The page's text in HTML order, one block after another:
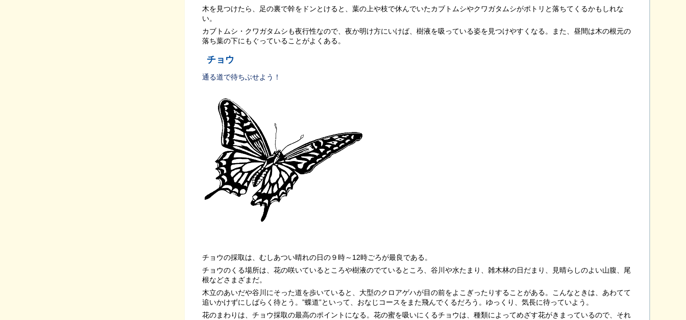
木を見つけたら、足の裏で幹をドンとけると、葉の上や枝で休んでいたカブトムシやクワガタムシがポトリと落ちてくるかもしれな
い。
カブトムシ・クワガタムシも夜行性なので、夜か明け方にいけば、樹液を吸っている姿を見つけやすくなる。また、昼間は木の根元の
落ち葉の下にもぐっていることがよくある。
チョウ
通る道で待ちぶせよう！
チョウの採取は、むしあつい晴れの日の９時～12時ごろが最良である。
チョウのくる場所は、花の咲いているところや樹液のでているところ、谷川や水たまり、雑木林の日だまり、見晴らしのよい山腹、尾
根などさまざまだ。
木立のあいだや谷川にそった道を歩いていると、大型のクロアゲハが目の前をよこぎったりすることがある。こんなときは、あわてて
追いかけずにしばらく待とう。”蝶道”といって、おなじコースをまた飛んでくるだろう。ゆっくり、気長に待っていよう。
花のまわりは、チョウ採取の最高のポイントになる。花の蜜を吸いにくるチョウは、種類によってめざす花がきまっているので、それ